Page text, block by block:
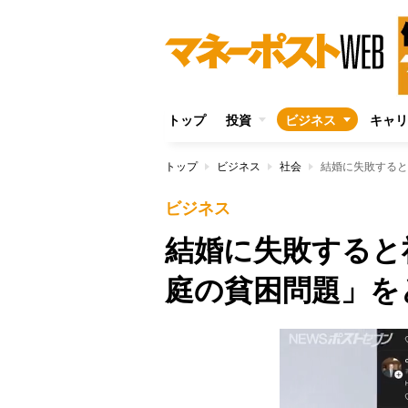
トップ 投資 ビジネス キャ
トップ ビジネス 社会 結婚に失敗する
ビジネス
結婚に失敗する
庭の貧困問題」